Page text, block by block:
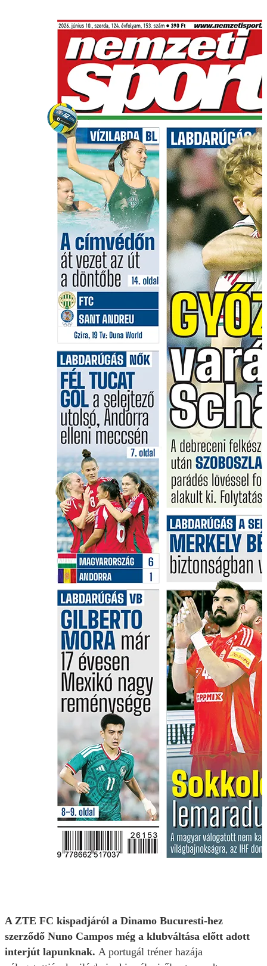
A ZTE FC kispadjáról a Dinamo Bucuresti-hez
szerződő Nuno Campos még a klubváltása előtt adott
interjút lapunknak. A portugál tréner hazája